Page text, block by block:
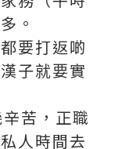
。
要打返啲
子就要實
苦，正職
人時間去